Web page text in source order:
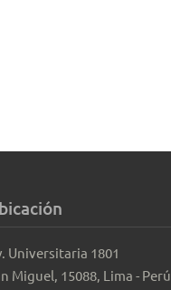
Universitaria 1801
Miguel, 15088, Lima - Perú